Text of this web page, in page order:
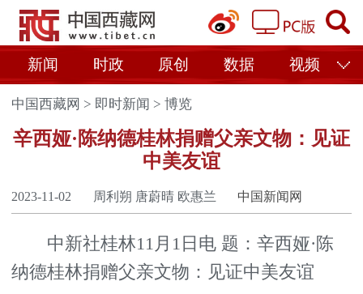
新闻 时政 原创 数据 视频
中国西藏网 > 即时新闻 >博览
辛西娅·陈纳德桂林捐赠父亲文物：见证
中美友谊
2023-11-02 周利朔 唐蔚晴 欧惠兰 中国新闻网
中新社桂林11月1日电 题：辛西娅·陈
纳德桂林捐赠父亲文物：见证中美友谊